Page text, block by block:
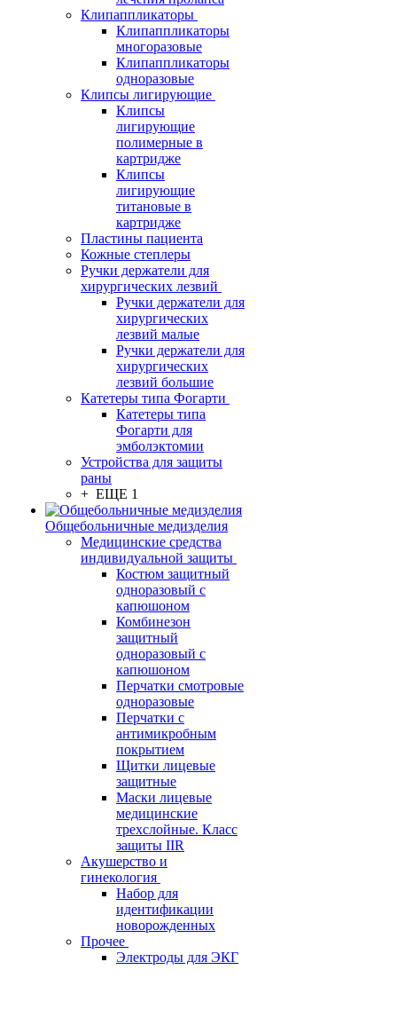
Клипаппликаторы
Клипаппликаторы
многоразовые
Клипаппликаторы
одноразовые
Клипсы лигирующие
Клипсы
лигирующие
полимерные в
картридже
Клипсы
лигирующие
титановые в
картридже
Пластины пациента
Кожные степлеры
Ручки держатели для
хирургических лезвий
Ручки держатели для
хирургических
лезвий малые
Ручки держатели для
хирургических
лезвий большие
Катетеры типа Фогарти
Катетеры типа
Фогарти для
эмболэктомии
Устройства для защиты
раны
+ ЕЩЕ 1
Общебольничные медизделия
Медицинские средства
индивидуальной защиты
Костюм защитный
одноразовый с
капюшоном
Комбинезон
защитный
одноразовый с
капюшоном
Перчатки смотровые
одноразовые
Перчатки с
антимикробным
покрытием
Щитки лицевые
защитные
Маски лицевые
медицинские
трехслойные. Класс
защиты IIR
Акушерство и
гинекология
Набор для
идентификации
новорожденных
Прочее
Электроды для ЭКГ